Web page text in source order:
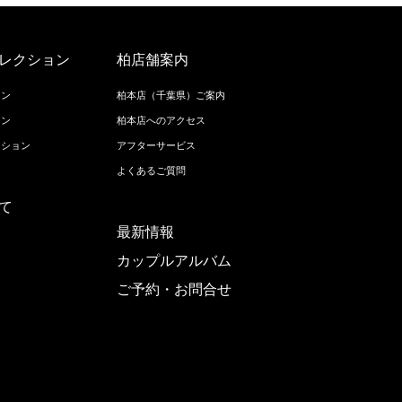
クション
ョン
柏店舗案内
柏本店（千葉県）ご案内
柏本店へのアクセス
アフターサービス
よくあるご質問
最新情報
カップルアルバム
ご予約・お問合せ